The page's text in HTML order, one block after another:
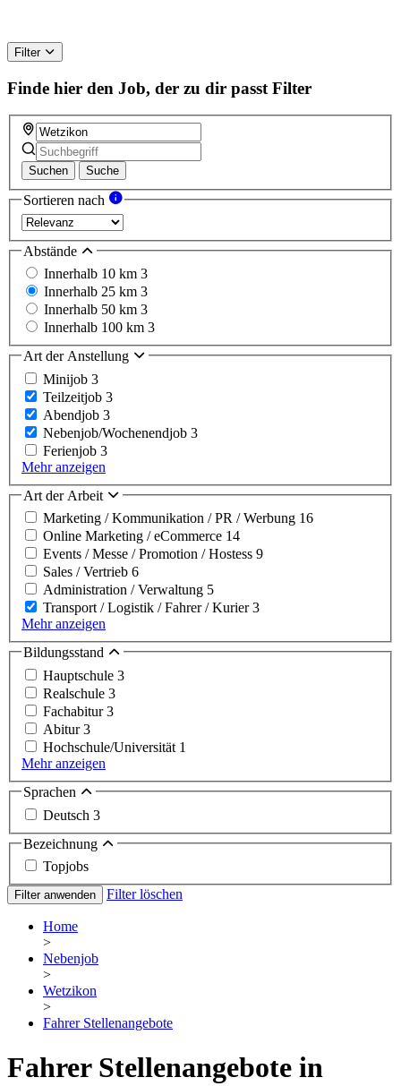
Filter
Finde hier den Job, der zu dir passt Filter
Suchen Suche
Sortieren nach
Abstände
Innerhalb 10 km 3
Innerhalb 25 km 3
Innerhalb 50 km 3
Innerhalb 100 km 3
Art der Anstellung
Minijob 3
Teilzeitjob 3
Abendjob 3
Nebenjob/Wochenendjob 3
Ferienjob 3
Mehr anzeigen
Art der Arbeit
Marketing / Kommunikation / PR / Werbung 16
Online Marketing / eCommerce 14
Events / Messe / Promotion / Hostess 9
Sales / Vertrieb 6
Administration / Verwaltung 5
Transport / Logistik / Fahrer / Kurier3
Mehr anzeigen
Bildungsstand
Hauptschule 3
Realschule 3
Fachabitur3
Abitur3
Hochschule/Universität 1
Mehr anzeigen
Sprachen
Deutsch 3
Bezeichnung
Topjobs
Filter anwenden Filter löschen
Home
>
Nebenjob
>
Wetzikon
>
Fahrer Stellenangebote
Fahrer Stellenangebote in